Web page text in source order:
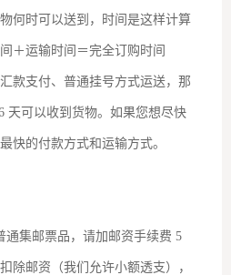
何时可以送到，时间是这样计算
＋运输时间＝完全订购时间
款支付、普通挂号方式运送，那
天可以收到货物。如果您想尽快
快的付款方式和运输方式。
通集邮票品，请加邮资手续费 5
除邮资（我们允许小额透支），